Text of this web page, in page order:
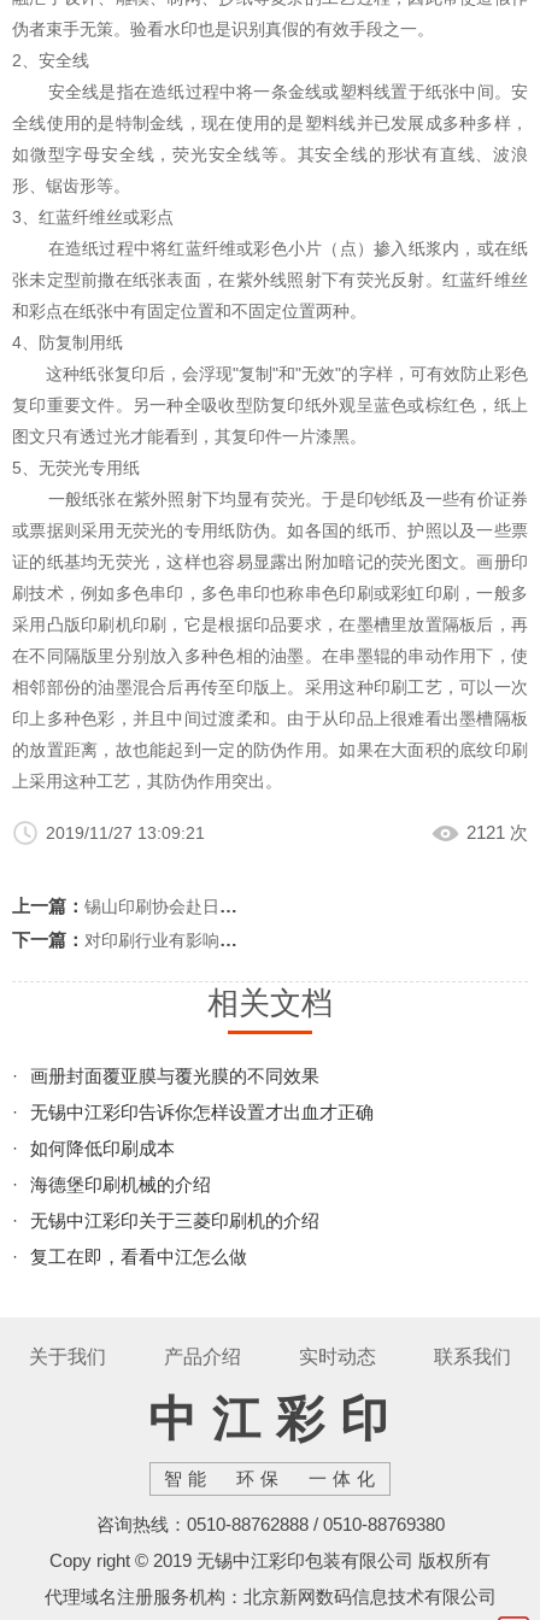
伪者束手无策。验看水印也是识别真假的有效手段之一。
2、安全线
安全线是指在造纸过程中将一条金线或塑料线置于纸张中间。安
全线使用的是特制金线，现在使用的是塑料线并已发展成多种多样，
如微型字母安全线，荧光安全线等。其安全线的形状有直线、波浪
形、锯齿形等。
3、红蓝纤维丝或彩点
在造纸过程中将红蓝纤维或彩色小片（点）掺入纸浆内，或在纸
张未定型前撒在纸张表面，在紫外线照射下有荧光反射。红蓝纤维丝
和彩点在纸张中有固定位置和不固定位置两种。
4、防复制用纸
这种纸张复印后，会浮现"复制"和"无效"的字样，可有效防止彩色
复印重要文件。另一种全吸收型防复印纸外观呈蓝色或棕红色，纸上
图文只有透过光才能看到，其复印件一片漆黑。
5、无荧光专用纸
一般纸张在紫外照射下均显有荧光。于是印钞纸及一些有价证券
或票据则采用无荧光的专用纸防伪。如各国的纸币、护照以及一些票
证的纸基均无荧光，这样也容易显露出附加暗记的荧光图文。画册印
刷技术，例如多色串印，多色串印也称串色印刷或彩虹印刷，一般多
采用凸版印刷机印刷，它是根据印品要求，在墨槽里放置隔板后，再
在不同隔版里分别放入多种色相的油墨。在串墨辊的串动作用下，使
相邻部份的油墨混合后再传至印版上。采用这种印刷工艺，可以一次
印上多种色彩，并且中间过渡柔和。由于从印品上很难看出墨槽隔板
的放置距离，故也能起到一定的防伪作用。如果在大面积的底纹印刷
上采用这种工艺，其防伪作用突出。
2019/11/27 13:09:21 2121 次
上一篇： 锡山印刷协会赴日考察报告
下一篇： 对印刷行业有影响的各个因素介绍
相关文档
·
画册封面覆亚膜与覆光膜的不同效果
·
无锡中江彩印告诉你怎样设置才出血才正确
·
如何降低印刷成本
·
海德堡印刷机械的介绍
·
无锡中江彩印关于三菱印刷机的介绍
·
复工在即，看看中江怎么做
关于我们 产品介绍 实时动态 联系我们
中江彩印
智能 环保 一体化
咨询热线：0510-88762888 / 0510-88769380
Copy right © 2019 无锡中江彩印包装有限公司 版权所有
代理域名注册服务机构：北京新网数码信息技术有限公司